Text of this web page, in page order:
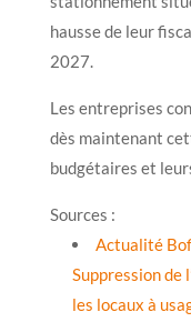
hausse de leur
2027.
Les entreprises
dès maintenant
budgétaires et
Sources :
Actualité
Suppression de
les locaux à